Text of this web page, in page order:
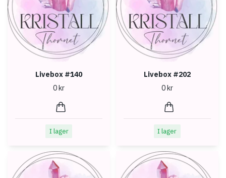
Livebox #140
0 kr
I lager
Livebox #202
0 kr
I lager